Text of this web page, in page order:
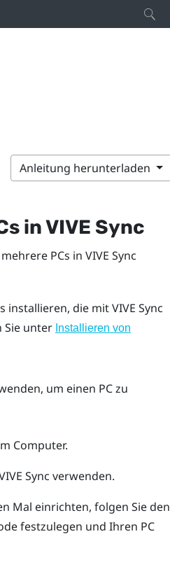
Anleitung herunterladen
inVIVE Sync
PCs in VIVE Sync
installieren, die mitVIVE Sync
Sie unter Installieren von
um einen PC zu
Computer.
Sync verwenden.
Mal einrichten, folgen Sie den
festzulegen und Ihren PC